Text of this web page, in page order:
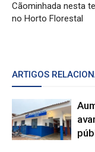
Cãominhada nesta
no Horto Florestal
ARTIGOS